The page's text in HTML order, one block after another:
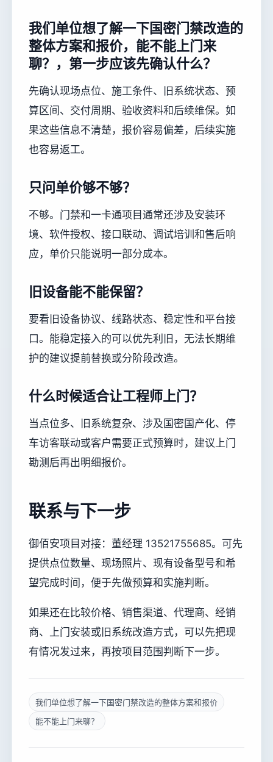
我们单位想了解一下国密门禁改造的
整体方案和报价，能不能上门来
聊？，第一步应该先确认什么？
先确认现场点位、施工条件、旧系统状态、预
算区间、交付周期、验收资料和后续维保。如
果这些信息不清楚，报价容易偏差，后续实施
也容易返工。
只问单价够不够？
不够。门禁和一卡通项目通常还涉及安装环
境、软件授权、接口联动、调试培训和售后响
应，单价只能说明一部分成本。
旧设备能不能保留？
要看旧设备协议、线路状态、稳定性和平台接
口。能稳定接入的可以优先利旧，无法长期维
护的建议提前替换或分阶段改造。
什么时候适合让工程师上门？
当点位多、旧系统复杂、涉及国密国产化、停
车访客联动或客户需要正式预算时，建议上门
勘测后再出明细报价。
联系与下一步
御佰安项目对接：董经理 13521755685。可先
提供点位数量、现场照片、现有设备型号和希
望完成时间，便于先做预算和实施判断。
如果还在比较价格、销售渠道、代理商、经销
商、上门安装或旧系统改造方式，可以先把现
有情况发过来，再按项目范围判断下一步。
我们单位想了解一下国密门禁改造的整体方案和报价
能不能上门来聊？